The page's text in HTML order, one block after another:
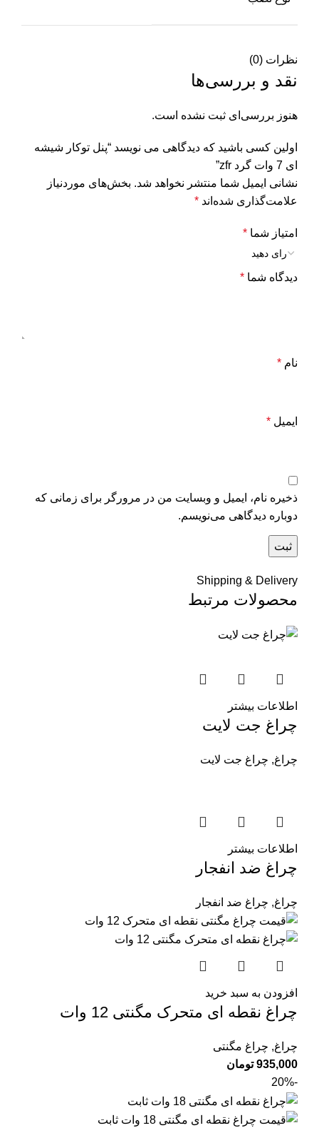
نظرات (0)
نقد و بررسی‌ها
هنوز بررسی‌ای ثبت نشده است.
اولین کسی باشید که دیدگاهی می نویسد “پنل توکار شیشه
ای 7 وات گرد zfr”
نشانی ایمیل شما منتشر نخواهد شد. بخش‌های موردنیاز
علامت‌گذاری شده‌اند *
امتیاز شما *
دیدگاه شما *
نام *
ایمیل *
ذخیره نام، ایمیل و وبسایت من در مرورگر برای زمانی که
دوباره دیدگاهی می‌نویسم.
Shipping & Delivery
محصولات مرتبط
اطلاعات بیشتر
چراغ جت لایت
چراغ, چراغ جت لایت
اطلاعات بیشتر
چراغ ضد انفجار
چراغ, چراغ ضد انفجار
افزودن به سبد خرید
چراغ نقطه ای متحرک مگنتی 12 وات
چراغ, چراغ مگنتی
935,000 تومان
-20%